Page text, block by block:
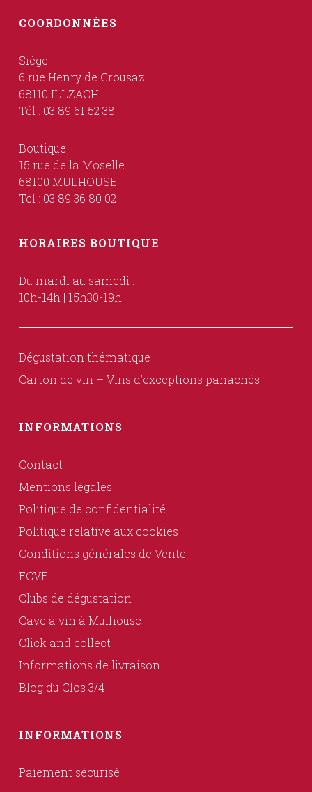
COORDONNÉES
Siège :
6 rue Henry de Crousaz
68110 ILLZACH
Tél : 03 89 61 52 38
Boutique :
15 rue de la Moselle
68100 MULHOUSE
Tél : 03 89 36 80 02
HORAIRES BOUTIQUE
Du mardi au samedi :
10h-14h | 15h30-19h
Dégustation thématique
Carton de vin – Vins d’exceptions panachés
INFORMATIONS
Contact
Mentions légales
Politique de confidentialité
Politique relative aux cookies
Conditions générales de Vente
FCVF
Clubs de dégustation
Cave à vin à Mulhouse
Click and collect
Informations de livraison
Blog du Clos 3/4
INFORMATIONS
Paiement sécurisé